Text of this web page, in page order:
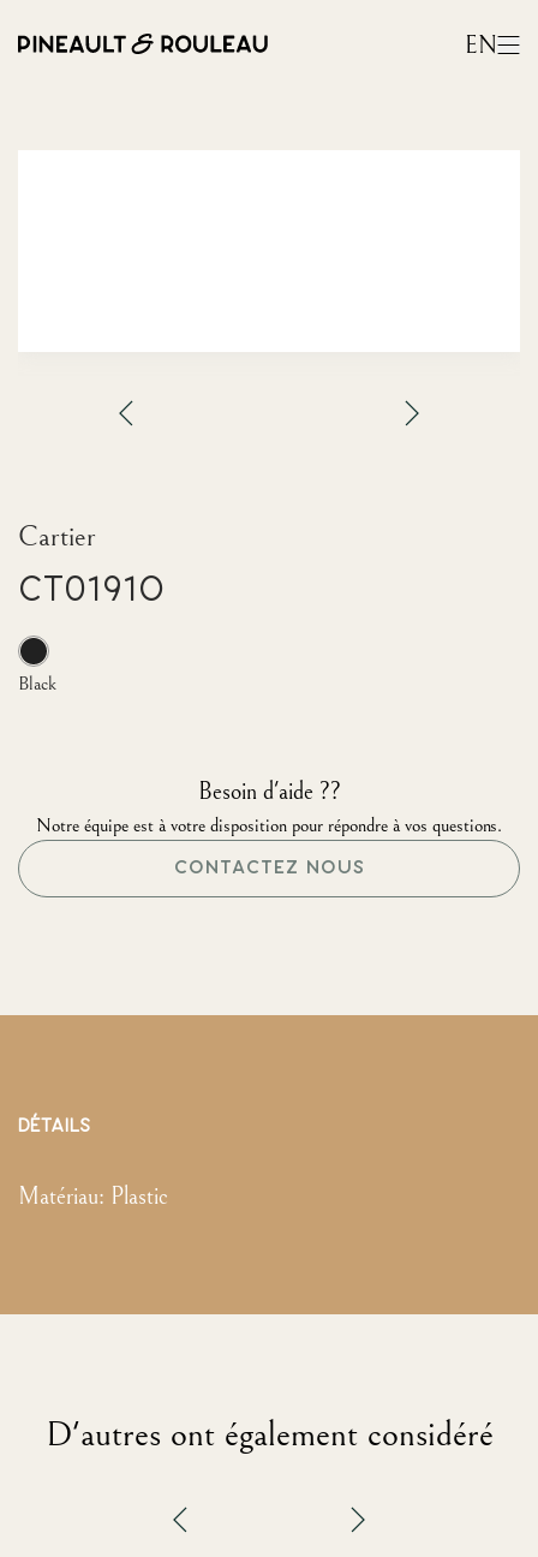
EN
Cartier
CT0191O
Black
Besoin d'aide ??
Notre équipe est à votre disposition pour répondre à vos questions.
CONTACTEZ NOUS
DÉTAILS
Matériau: Plastic
D'autres ont également considéré